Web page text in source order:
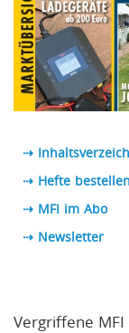
⇢
⇢ Hefte bestellen
⇢ MFI im Abo
⇢ Newsletter
Vergriffene MFI